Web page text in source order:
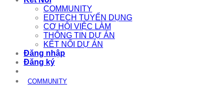
COMMUNITY
EDTECH TUYỂN DỤNG
CƠ HỘI VIỆC LÀM
THÔNG TIN DỰ ÁN
KẾT NỐI DỰ ÁN
Đăng nhập
Đăng ký
COMMUNITY